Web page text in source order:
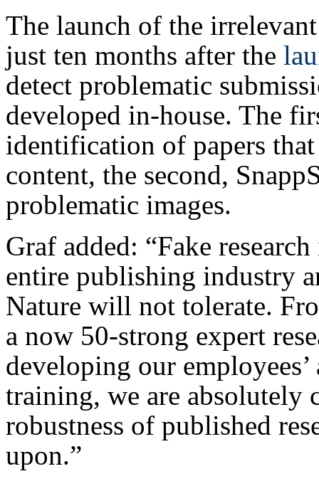
The launch of the
just ten months after the
detect problematic
developed in-house. The
identification of papers
content, the second,
problematic images.
Graf added: “Fake
entire publishing industry
Nature will not tolerate.
a now 50-strong expert
developing our
training, we are absolutely
robustness of published
upon.”